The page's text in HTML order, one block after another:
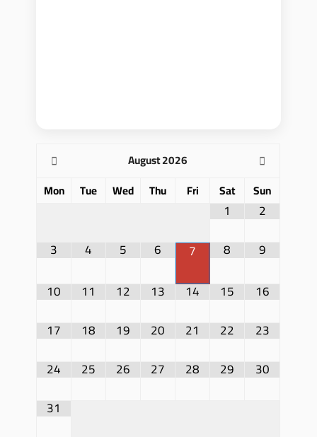
August2026
Mon
Tue Wed Thu Fri Sat Sun
1
2
3
4 5 6 7 8
9
10
11 12 13 14 15
16
17
18 19 20 21 22
23
24
25 26 27 28 29
30
31